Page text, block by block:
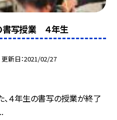
書写授業 ４年生
更新日 2021/02/27
４年生の書写の授業が終了